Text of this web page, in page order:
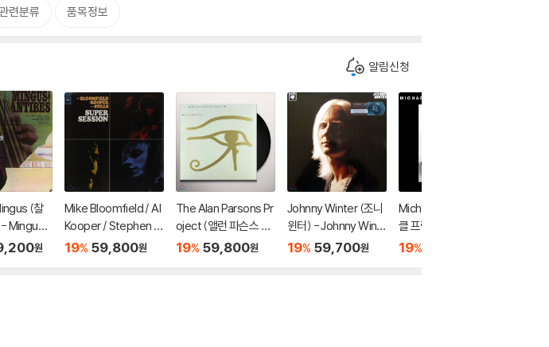
관련분류 품목정보
알림신청
(찰
- Mingus
[2LP]원
Mike Bloomfield / Al
Kooper / Stephen S
tills - Super Session
19% 59,800원
The Alan Parsons Pr
oject (앨런 파슨스 프
로젝트) - Eye In The
19% 59,800원
Johnny Winter (조니
윈터) - Johnny Wint
er [LP]
19% 59,700원
Michael Franks (마이
클 프랭스) - 2집 The
Art Of Tea [LP]
19%